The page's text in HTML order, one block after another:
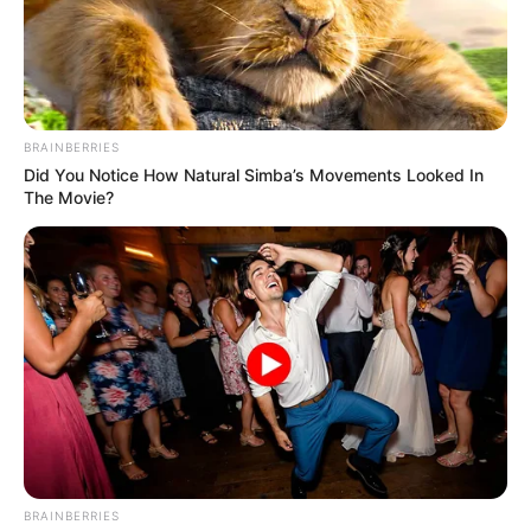
Durante estos nueve días, el festival reunirá a
prestigiosas compañías de teatro, tanto nacionales como
internacionales, que ofrecerán espectáculos únicos.
BRAINBERRIES
Did You Notice How Natural Simba’s Movements Looked In
The Movie?
BRAINBERRIES